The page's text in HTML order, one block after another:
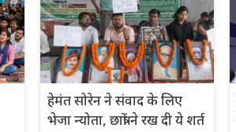
हेमंत सोरेन ने संवाद के लिए
भेजा न्योता, छात्रों ने रख दी ये शर्त